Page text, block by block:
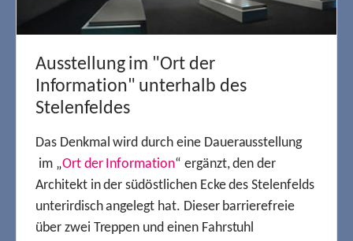
Ausstellung im "Ort der
Information" unterhalb des
Stelenfeldes
Das Denkmal wird durch eine Dauerausstellung
im „Ort der Information“ ergänzt, den der
Architekt in der südöstlichen Ecke des Stelenfelds
unterirdisch angelegt hat. Dieser barrierefreie
über zwei Treppen und einen Fahrstuhl